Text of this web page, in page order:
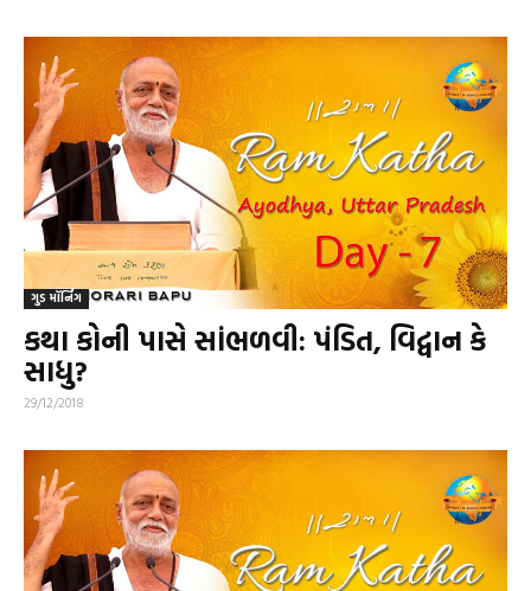
ગુડ મૉર્નિંગ
કથા કોની પાસે સાંભળવી: પંડિત, વિદ્વાન કે
સાધુ?
29/12/2018